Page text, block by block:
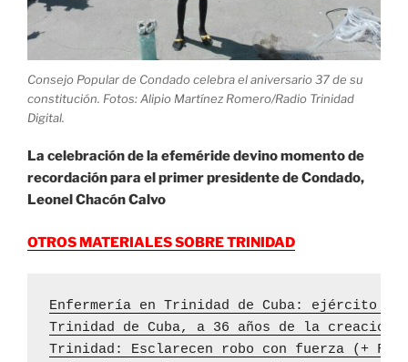
Consejo Popular de Condado celebra el aniversario 37 de su
constitución. Fotos: Alipio Martínez Romero/Radio Trinidad
Digital.
La celebración de la efeméride devino momento de
recordación para el primer presidente de Condado,
Leonel Chacón Calvo
OTROS MATERIALES SOBRE TRINIDAD
Enfermería en Trinidad de Cuba: ejército
Trinidad de Cuba, a 36 años de la creación
Trinidad: Esclarecen robo con fuerza (+